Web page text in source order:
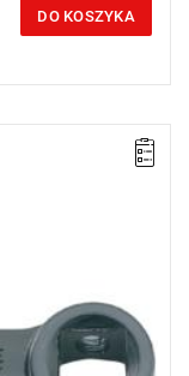
DO KOSZYKA